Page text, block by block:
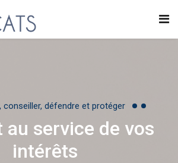
conseiller, défendre et protéger
au service de vos
intérêts